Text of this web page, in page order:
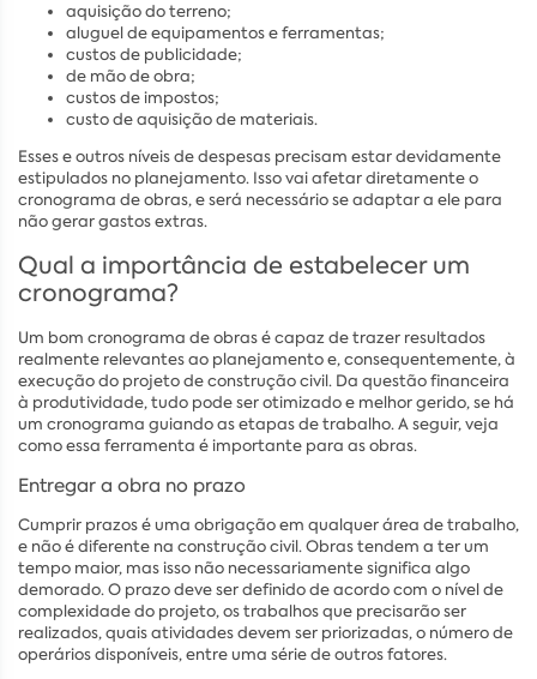
aquisição do terreno;
aluguel de equipamentos e ferramentas;
custos de publicidade;
de mão de obra;
custos de impostos;
custo de aquisição de materiais.
Esses e outros níveis de despesas precisam estar devidamente
estipulados no planejamento. Isso vai afetar diretamente o
cronograma de obras, e será necessário se adaptar a ele para
não gerar gastos extras.
Qual a importância de estabelecer um
cronograma?
Um bom cronograma de obras é capaz de trazer resultados
realmente relevantes ao planejamento e, consequentemente, à
execução do projeto de construção civil. Da questão financeira
à produtividade, tudo pode ser otimizado e melhor gerido, se há
um cronograma guiando as etapas de trabalho. A seguir, veja
como essa ferramenta é importante para as obras.
Entregar a obra no prazo
Cumprir prazos é uma obrigação em qualquer área de trabalho,
e não é diferente na construção civil. Obras tendem a ter um
tempo maior, mas isso não necessariamente significa algo
demorado. O prazo deve ser definido de acordo com o nível de
complexidade do projeto, os trabalhos que precisarão ser
realizados, quais atividades devem ser priorizadas, o número de
operários disponíveis, entre uma série de outros fatores.